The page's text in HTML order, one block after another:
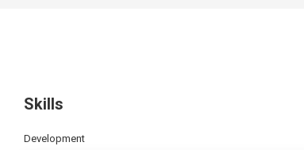
Skills
Development